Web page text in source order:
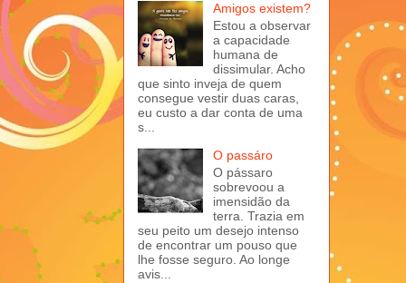
Amigos existem?
Estou a observar
a capacidade
humana de
dissimular. Acho
que sinto inveja de quem
consegue vestir duas caras,
eu custo a dar conta de uma
s...
O passáro
O pássaro
sobrevoou a
imensidão da
terra. Trazia em
seu peito um desejo intenso
de encontrar um pouso que
lhe fosse seguro. Ao longe
avis...